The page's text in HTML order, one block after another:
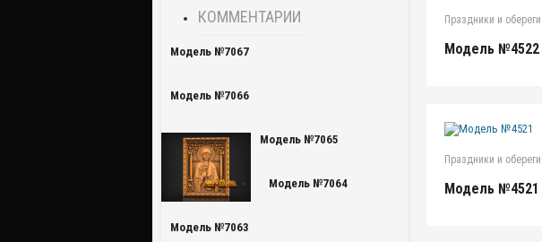
КОММЕНТАРИИ
Модель №7067
Модель №7066
Модель №7065
Модель №7064
Модель №7063
Праздники и обереги
Модель №4522
Праздники и обереги
Модель №4521